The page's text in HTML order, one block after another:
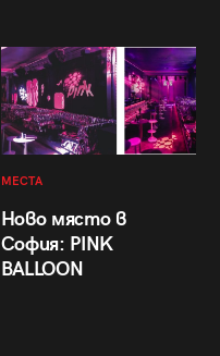
МЕСТА
Ново място в
София: PINK
BALLOON